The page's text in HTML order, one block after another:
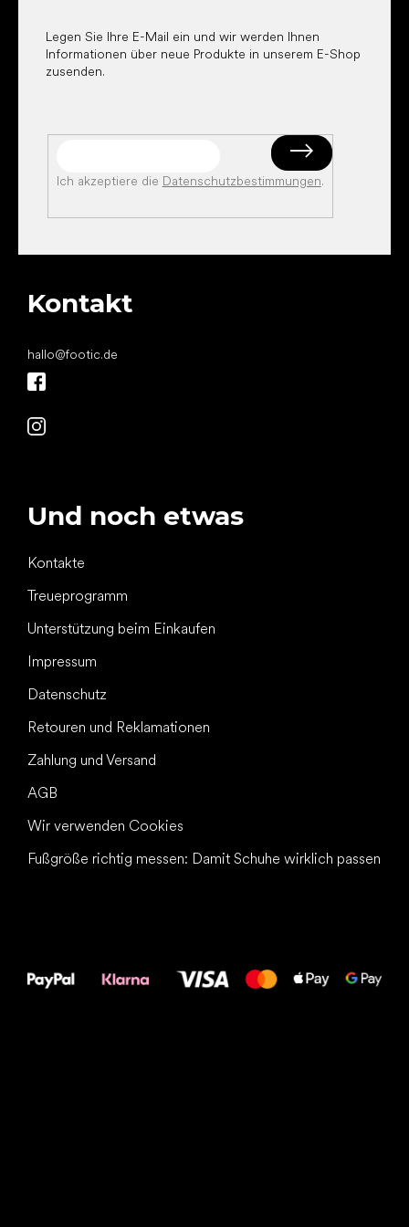
Legen Sie Ihre E-Mail ein und wir werden Ihnen
Informationen über neue Produkte in unserem E-Shop
zusenden.
Ich akzeptiere die Datenschutzbestimmungen.
Kontakt
hallo@footic.de
Und noch etwas
Kontakte
Treueprogramm
Unterstützung beim Einkaufen
Impressum
Datenschutz
Retouren und Reklamationen
Zahlung und Versand
AGB
Wir verwenden Cookies
Fußgröße richtig messen: Damit Schuhe wirklich passen